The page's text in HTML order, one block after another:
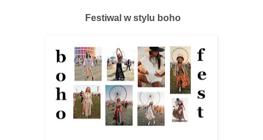
Festiwal w stylu boho